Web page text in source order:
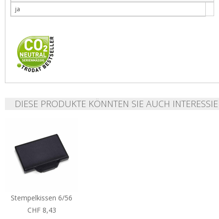
ja
DIESE PRODUKTE KÖNNTEN SIE AUCH
Stempelkissen 6/56
CHF 8,43